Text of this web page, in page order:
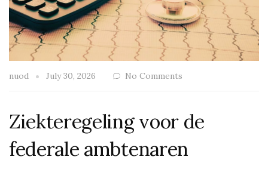
nuod July 30, 2026 No Comments
Ziekteregeling voor de
federale ambtenaren